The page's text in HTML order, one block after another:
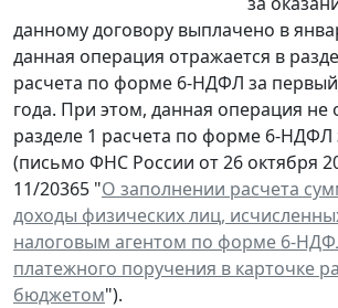
данному договору выплачено в
данная операция отражается в
расчета по форме 6-НДФЛ за первый
года. При этом, данная операция не
разделе 1 расчета по форме 6-НДФЛ
(письмо ФНС России от 26 октября
11/20365 "О заполнении расчета
доходы физических лиц,
налоговым агентом по форме 6-
платежного поручения в карточке
бюджетом").